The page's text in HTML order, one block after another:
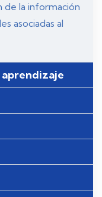
la información
asociadas al